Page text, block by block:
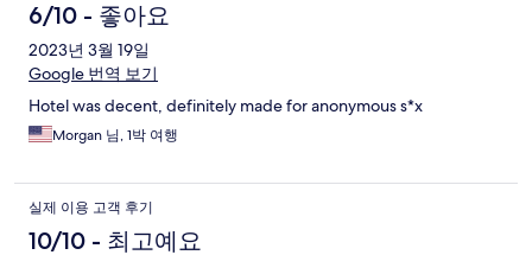
6/10 - 좋아요
2023년 3월 19일
Google 번역 보기
Hotel was decent, definitely made for anonymous s*x
Morgan 님, 1박 여행
실제 이용 고객 후기
10/10 - 최고예요